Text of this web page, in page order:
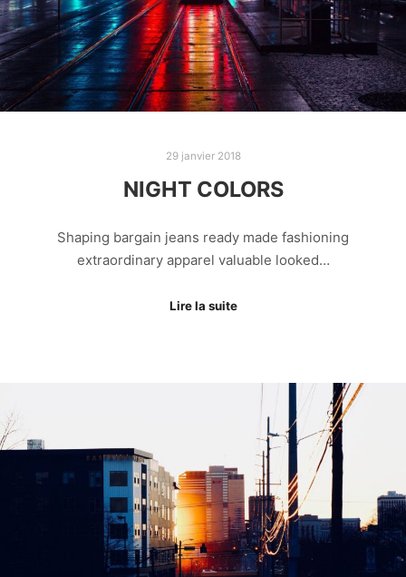
29 janvier 2018
NIGHT COLORS
Shaping bargain jeans ready made fashioning
extraordinary apparel valuable looked…
Lire la suite